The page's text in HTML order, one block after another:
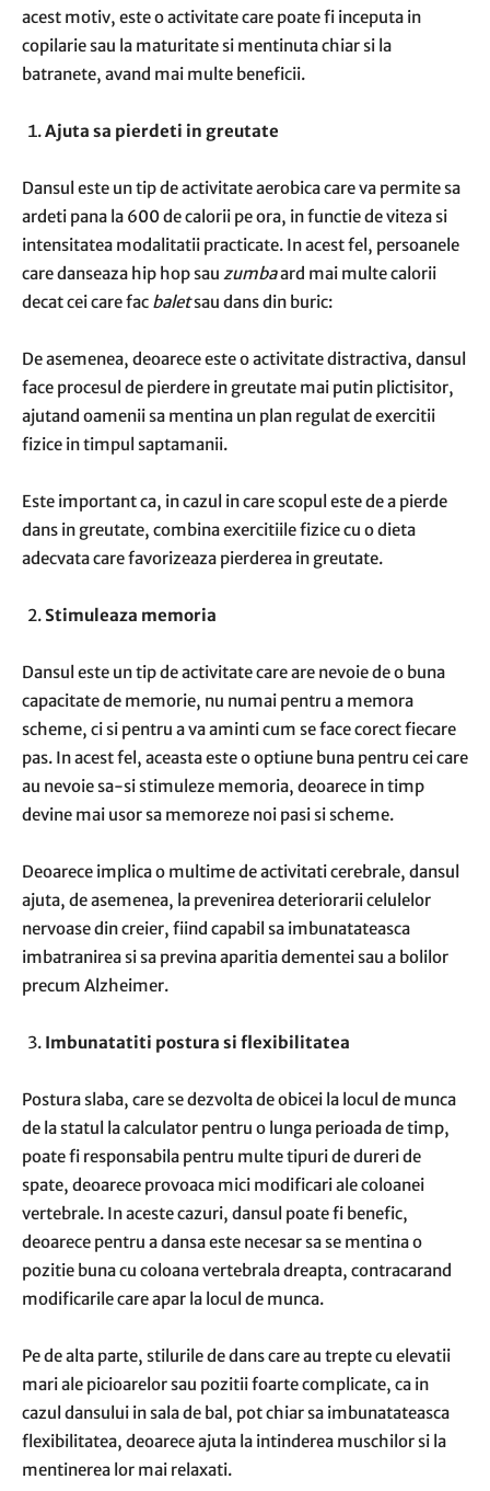
acest motiv, este o activitate care poate fi inceputa in
copilarie sau la maturitate si mentinuta chiar si la
batranete, avand mai multe beneficii.
Ajuta sa pierdeti in greutate
Dansul este un tip de activitate aerobica care va permite sa
ardeti pana la 600 de calorii pe ora, in functie de viteza si
intensitatea modalitatii practicate. In acest fel, persoanele
care danseaza hip hop sau zumbaard mai multe calorii
decat cei care fac baletsau dans din buric:
De asemenea, deoarece este o activitate distractiva, dansul
face procesul de pierdere in greutate mai putin plictisitor,
ajutand oamenii sa mentina un plan regulat de exercitii
fizice in timpul saptamanii.
Este important ca, in cazul in care scopul este de a pierde
dans in greutate, combina exercitiile fizice cu o dieta
adecvata care favorizeaza pierderea in greutate.
Stimuleaza memoria
Dansul este un tip de activitate care are nevoie de o buna
capacitate de memorie, nu numai pentru a memora
scheme, ci si pentru a va aminti cum se face corect fiecare
pas. In acest fel, aceasta este o optiune buna pentru cei care
au nevoie sa-si stimuleze memoria, deoarece in timp
devine mai usor sa memoreze noi pasi si scheme.
Deoarece implica o multime de activitati cerebrale, dansul
ajuta, de asemenea, la prevenirea deteriorarii celulelor
nervoase din creier, fiind capabil sa imbunatateasca
imbatranirea si sa previna aparitia dementei sau a bolilor
precum Alzheimer.
Imbunatatiti postura si flexibilitatea
Postura slaba, care se dezvolta de obicei la locul de munca
de la statul la calculator pentru o lunga perioada de timp,
poate fi responsabila pentru multe tipuri de dureri de
spate, deoarece provoaca mici modificari ale coloanei
vertebrale. In aceste cazuri, dansul poate fi benefic,
deoarece pentru a dansa este necesar sa se mentina o
pozitie buna cu coloana vertebrala dreapta, contracarand
modificarile care apar la locul de munca.
Pe de alta parte, stilurile de dans care au trepte cu elevatii
mari ale picioarelor sau pozitii foarte complicate, ca in
cazul dansului in sala de bal, pot chiar sa imbunatateasca
flexibilitatea, deoarece ajuta la intinderea muschilor si la
mentinerea lor mai relaxati.